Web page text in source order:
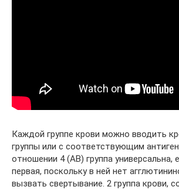
Каждой группе крови можно вводить
группы или с соответствующим
отношении 4 (АВ) группа универсальна,
первая, поскольку в ней нет
вызвать свертывание. 2 группа крови,